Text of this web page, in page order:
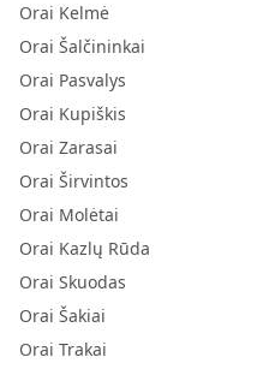
Orai Kelmė
Orai Šalčininkai
Orai Pasvalys
Orai Kupiškis
Orai Zarasai
Orai Širvintos
Orai Molėtai
Orai Kazlų Rūda
Orai Skuodas
Orai Šakiai
Orai Trakai